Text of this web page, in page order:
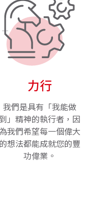
力行
我們是具有「我能做
到」精神的執行者，因
為我們希望每一個偉大
的想法都能成就您的豐
功偉業。